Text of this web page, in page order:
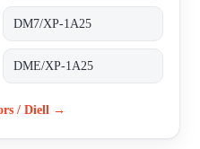
DM7/XP-1A25
DME/XP-1A25
/ Diell →